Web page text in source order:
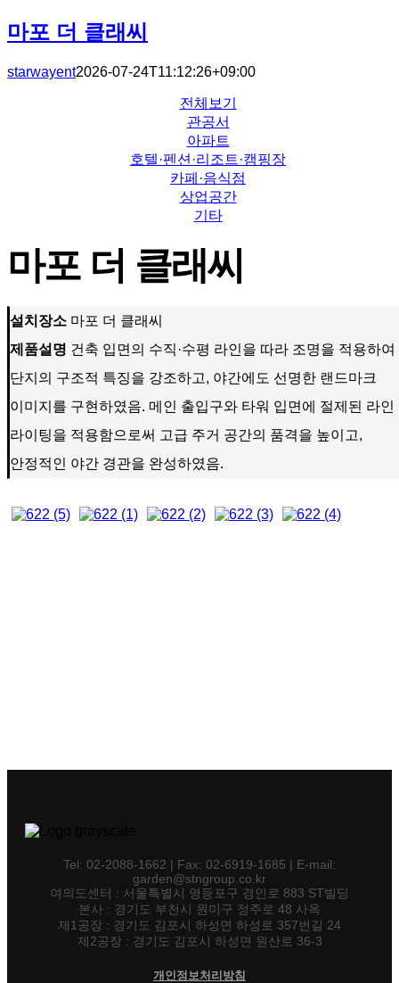
마포 더 클래씨
starwayent2026-07-24T11:12:26+09:00
전체보기
관공서
아파트
호텔·펜션·리조트·캠핑장
카페·음식점
상업공간
기타
마포 더 클래씨
설치장소 마포 더 클래씨
제품설명 건축 입면의 수직·수평 라인을 따라 조명을 적용하여
단지의 구조적 특징을 강조하고, 야간에도 선명한 랜드마크
이미지를 구현하였음. 메인 출입구와 타워 입면에 절제된 라인
라이팅을 적용함으로써 고급 주거 공간의 품격을 높이고,
안정적인 야간 경관을 완성하였음.
Tel: 02-2088-1662 | Fax: 02-6919-1685 | E-mail:
garden@stngroup.co.kr
여의도센터 : 서울특별시 영등포구 경인로 883 ST빌딩
본사 : 경기도 부천시 원미구 정주로 48 사옥
제1공장 : 경기도 김포시 하성면 하성로 357번길 24
제2공장 : 경기도 김포시 하성면 원산로 36-3
개인정보처리방침